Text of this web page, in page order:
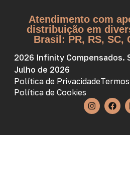
Atendimento com
distribuição em
Brasil: PR, RS, SC,
2026 Infinity Compensados.
Julho de 2026
Política de Privacidade
Política de Cookies